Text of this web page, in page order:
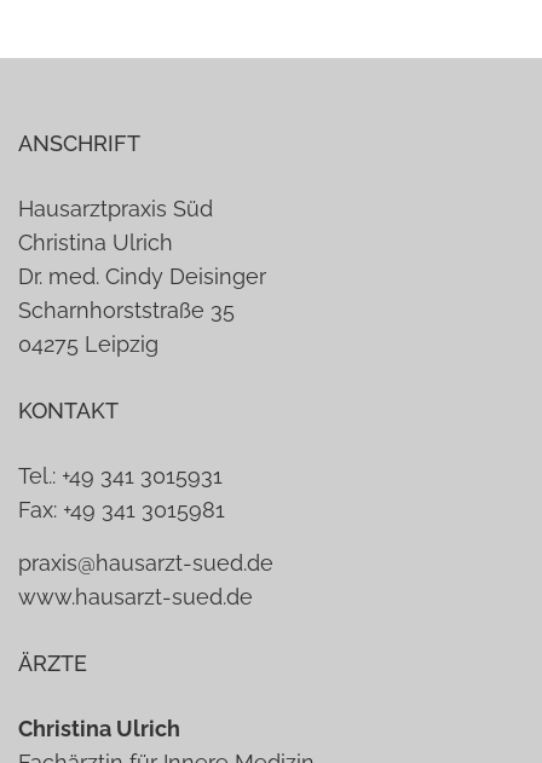
ANSCHRIFT
Hausarztpraxis Süd
Christina Ulrich
Dr. med. Cindy Deisinger
Scharnhorststraße 35
04275 Leipzig
KONTAKT
Tel.: +49 341 3015931
Fax: +49 341 3015981
praxis@hausarzt-sued.de
www.hausarzt-sued.de
ÄRZTE
Christina Ulrich